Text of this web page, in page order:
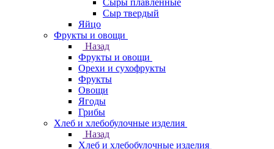
Сыры плавленные
Сыр твердый
Яйцо
Фрукты и овощи
Назад
Фрукты и овощи
Орехи и сухофрукты
Фрукты
Овощи
Ягоды
Грибы
Хлеб и хлебобулочные изделия
Назад
Хлеб и хлебобулочные изделия